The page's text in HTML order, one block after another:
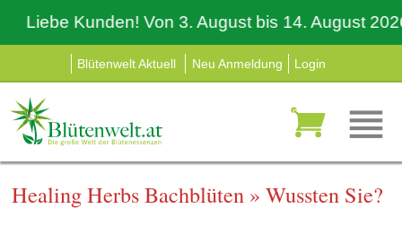
Liebe Kunden! Von 3. August bis 14. August
Blütenwelt Aktuell Neu Anmeldung Login
Healing Herbs Bachblüten » Wussten Sie?